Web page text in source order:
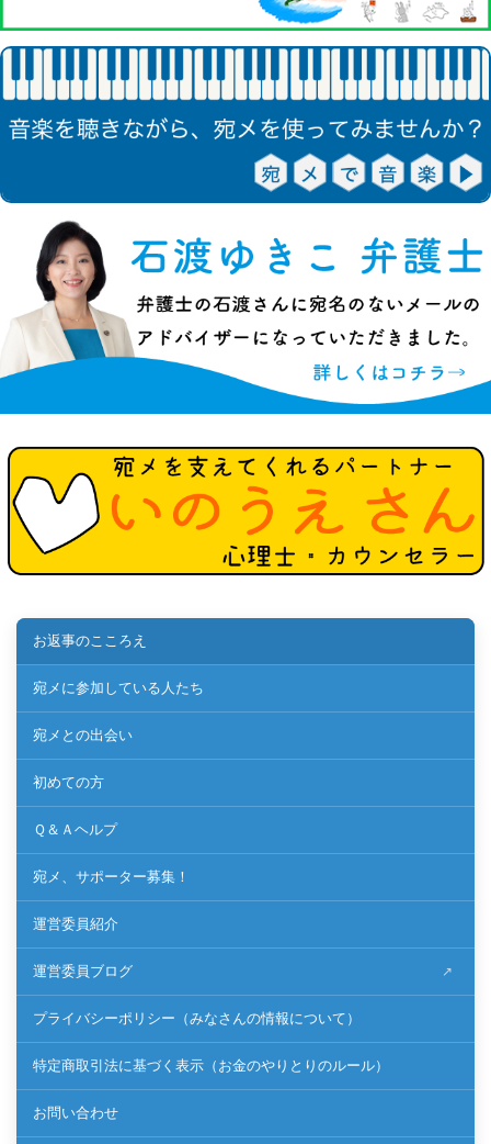
お返事のこころえ
宛メに参加している人たち
宛メとの出会い
初めての方
Ｑ＆Ａヘルプ
宛メ、サポーター募集！
運営委員紹介
運営委員ブログ
プライバシーポリシー（みなさんの情報について）
特定商取引法に基づく表示（お金のやりとりのルール）
お問い合わせ